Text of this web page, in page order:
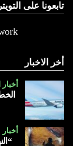
تابعونا على التويتر
أخر الاخبار